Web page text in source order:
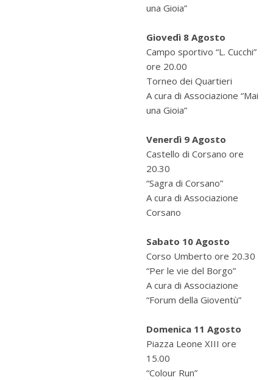
una Gioia”
Giovedì 8 Agosto
Campo sportivo “L. Cucchi”
ore 20.00
Torneo dei Quartieri
A cura di Associazione “Mai
una Gioia”
Venerdì 9 Agosto
Castello di Corsano ore
20.30
“Sagra di Corsano”
A cura di Associazione
Corsano
Sabato 10 Agosto
Corso Umberto ore 20.30
“Per le vie del Borgo”
A cura di Associazione
“Forum della Gioventù”
Domenica 11 Agosto
Piazza Leone XIII ore
15.00
“Colour Run”